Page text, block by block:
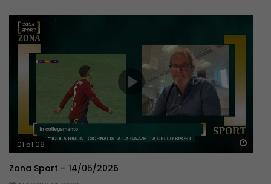
01:51:09
Zona Sport – 14/05/2026